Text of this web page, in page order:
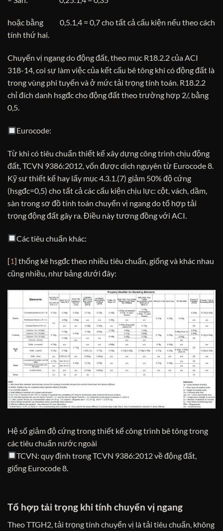
hoặc bằng 0,5.1,4 = 0,7 cho tất cả cấu kiện nếu theo cách
tính thứ hai.
Chuyển vị ngang do động đất, theo mục R18.2.2 của ACI
318-14, coi sự làm việc của kết cấu bê tông khi có động đất là
trong vùng phi tuyến và ở mức tải trọng tính toán. R18.2.2
chỉ đích danh hsgđc cho động đất theo trường hợp 2/, bằng
0,5.
Eurocode:
Từ khi có tiêu chuẩn thiết kế xây dựng công trình chịu động
đất, TCVN 9386:2012, vốn được dịch nguyên từ Eurocode 8.
Kỹ sư thiết kế hay lấy mục 4.3.1.(7) giảm 50% độ cứng
(hsgđc=0,5) cho tất cả các cấu kiện chịu lực: cột, vách, dầm,
sàn trong sơ đồ tính toán chuyển vị ngang do tổ hợp tải
trọng động đất gây ra. Điều này tương đồng với ACI.
Các tiêu chuẩn khác:
[1] thống kê hsgđc theo nhiều tiêu chuẩn, giống và khác nhau
cũng nhiều, như bảng dưới đây:
Hệ số giảm độ cứng trong thiết kế công trình bê tông trong
các tiêu chuẩn nước ngoài
TCVN: quy định trong TCVN 9386:2012 về động đất,
giống Eurocode 8.
Tổ hợp tải trọng khi tính chuyển vị ngang
Theo TTGH2, tải trọng tính chuyển vị là tải tiêu chuẩn, không